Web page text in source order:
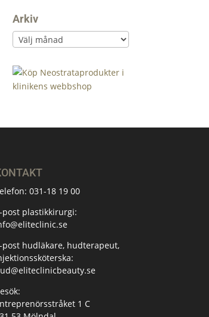
Arkiv
Arkiv
031-18 19 00
post plastikkirurgi:
post hudläkare, hudterapeut,
1 C